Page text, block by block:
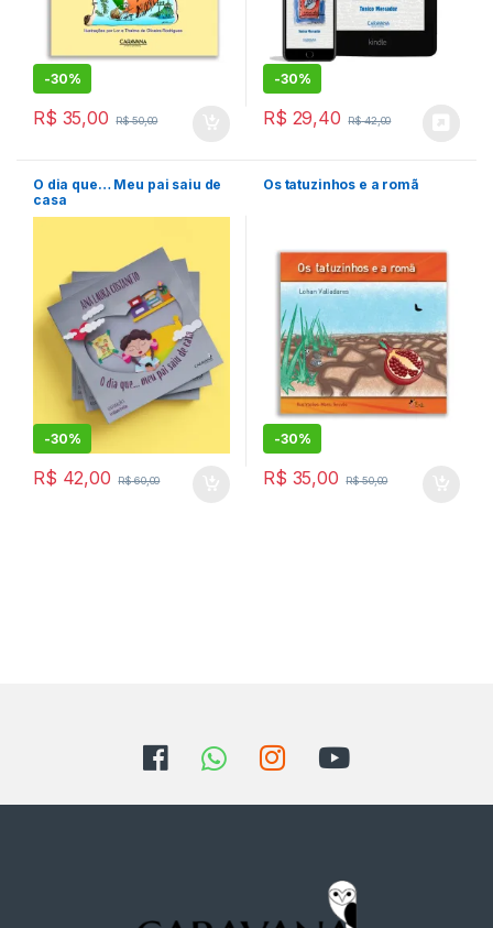
-30%
R$ 35,00 R$50,00
-30%
R$ 29,40 R$42,00
O dia que… Meu pai saiu de
casa
-30%
R$ 42,00 R$60,00
Os tatuzinhos e a romã
-30%
R$ 35,00 R$50,00